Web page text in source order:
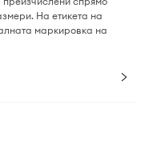
На етикета на
маркировка на